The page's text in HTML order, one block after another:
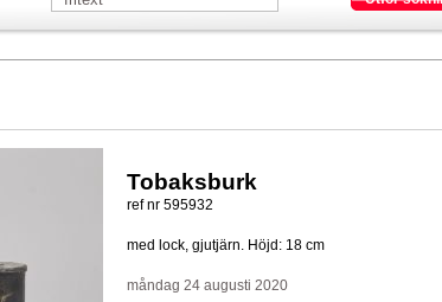
Tobaksburk
ref nr 595932
med lock, gjutjärn. Höjd: 18 cm
måndag 24 augusti 2020